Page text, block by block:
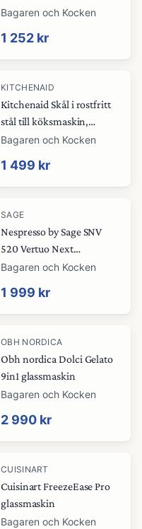
Bagaren och Kocken
1 252 kr
KITCHENAID
Kitchenaid Skål i rostfritt
stål till köksmaskin,
Radiant Black
Bagaren och Kocken
1 499 kr
SAGE
Nespresso by Sage SNV
520 Vertuo Next
kapselmaskin, matt svart
Bagaren och Kocken
1 999 kr
OBH NORDICA
Obh nordica Dolci Gelato
9in1 glassmaskin
Bagaren och Kocken
2 990 kr
CUISINART
Cuisinart FreezeEase Pro
glassmaskin
Bagaren och Kocken